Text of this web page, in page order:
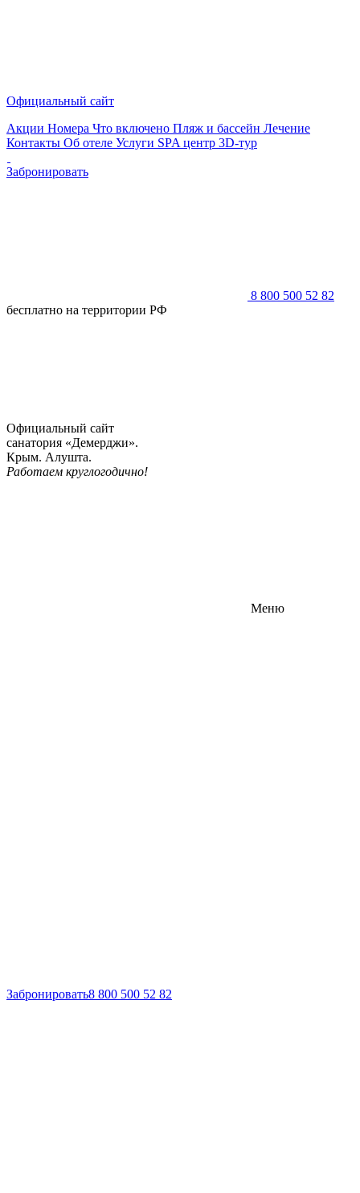
Официальный сайт
Акции Номера Что включено Пляж и бассейн Лечение
Контакты Об отеле Услуги SPA центр 3D-тур
Забронировать
8 800 500 52 82
бесплатно на территории РФ
Официальный сайт
санатория «Демерджи».
Крым. Алушта.
Работаем круглогодично!
Меню
Забронировать8 800 500 52 82